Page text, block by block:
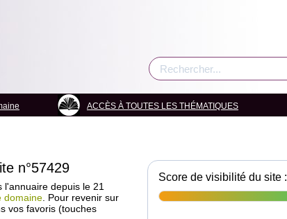
ACCÈS À TOUTES LES THÉMATIQUES
n°57429
l'annuaire depuis le 21
domaine . Pour revenir sur
vos favoris (touches
Score de visibilité du site :